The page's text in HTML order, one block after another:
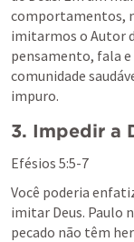
comportamentos,
imitarmos o Autor
pensamento, fala
comunidade
impuro.
3. Impedir a
Efésios 5:5-7
Você poderia
imitar Deus. Paulo
pecado não têm